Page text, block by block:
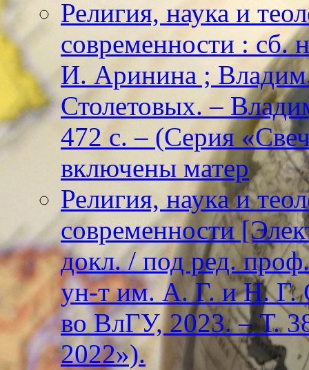
Религия, наука и
современности : сб.
И. Аринина ;
Столетовых. –
472 с. – (Серия
включены матер
Религия, наука и
современности
докл. / под ред.
ун-т им. А. Г. и Н. Г.
во ВлГУ, 2023. – Т.
2022»).